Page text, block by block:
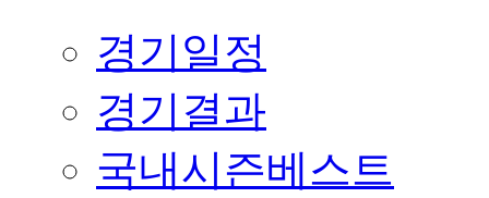
경기일정
경기결과
국내시즌베스트